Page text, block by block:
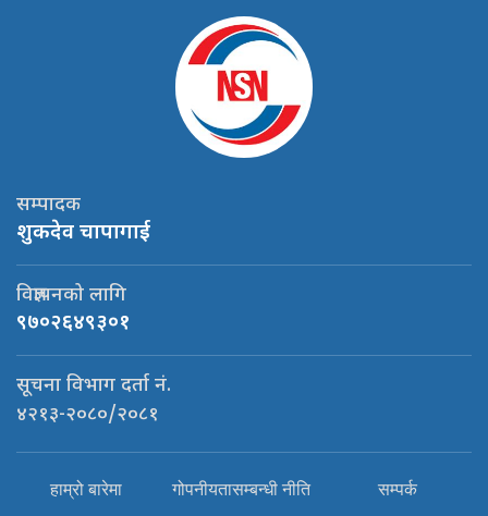
सम्पादक
शुकदेव चापागाई
विज्ञापनको लागि
९७०२६४९३०१
सूचना विभाग दर्ता नं.
४२१३-२०८०/२०८१
हाम्रो बारेमा गोपनीयतासम्बन्धी नीति सम्पर्क